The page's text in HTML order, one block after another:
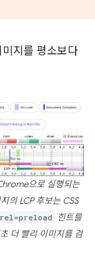
지를 평소보다
으로 실행되는
의 LCP 후보는 CSS
rel=preload
힌트를
더 빨리 이미지를 검